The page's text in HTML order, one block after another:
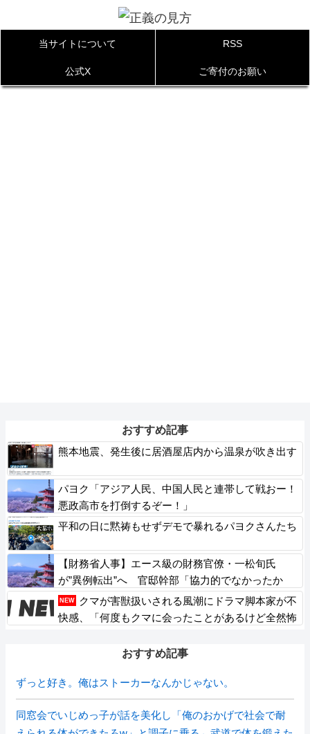
当サイトについて RSS
公式X ご寄付のお願い
おすすめ記事
熊本地震、発生後に居酒屋店内から温泉が吹き出す
パヨク「アジア人民、中国人民と連帯して戦おー！
悪政高市を打倒するぞー！」
平和の日に黙祷もせずデモで暴れるパヨクさんたち
【財務省人事】エース級の財務官僚・一松旬氏
が”異例転出”へ 官邸幹部「協力的でなかったか
ら」
NEW
クマが害獣扱いされる風潮にドラマ脚本家が不
快感、「何度もクマに会ったことがあるけど全然怖
おすすめ記事
ずっと好き。俺はストーカーなんかじゃない。
同窓会でいじめっ子が話を美化し「俺のおかげで社会で耐